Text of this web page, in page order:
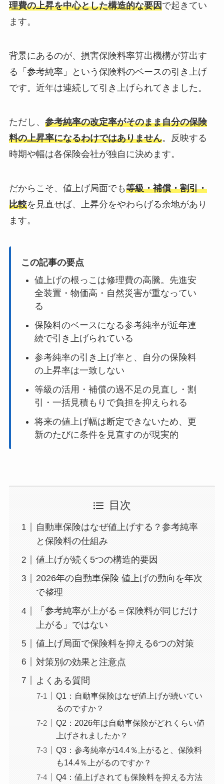
理費の上昇を中心とした構造的な要因で起きてい
ます。
背景にあるのが、損害保険料率算出機構が算出す
る「参考純率」という保険料のベースの引き上げ
です。近年は連続して引き上げられてきました。
ただし、 参考純率の改定率がそのまま自分の保険
料の上昇率になるわけではありません。反映する
時期や幅は各保険会社が独自に決めます。
だからこそ、値上げ局面でも等級・補償・割引・
比較を見直せば、上昇分をやわらげる余地があり
ます。
この記事の要点
値上げの根っこは修理費の高騰。先進安
全装置・物価高・自然災害が重なってい
る
保険料のベースになる参考純率が近年連
続で引き上げられている
参考純率の引き上げ率と、自分の保険料
の上昇率は一致しない
等級の活用・補償の過不足の見直し・割
引・一括見積もりで負担を抑えられる
将来の値上げ幅は断定できないため、更
新のたびに条件を見直すのが現実的
目次
自動車保険はなぜ値上げする？参考純率
と保険料の仕組み
値上げが続く5つの構造的要因
2026年の自動車保険 値上げの動向を年次
で整理
「参考純率が上がる＝保険料が同じだけ
上がる」ではない
値上げ局面で保険料を抑える6つの対策
対策別の効果と注意点
よくある質問
Q1：自動車保険はなぜ値上げが続いてい
るのですか？
Q2：2026年は自動車保険がどれくらい値
上げされましたか？
Q3：参考純率が14.4％上がると、保険料
も14.4％上がるのですか？
Q4：値上げされても保険料を抑える方法